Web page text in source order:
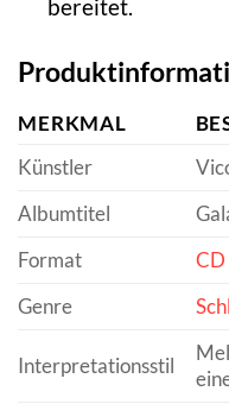
bereitet.
MERKMAL
Künstler
Albumtitel
Format
CD
Genre
Interpretationsstil